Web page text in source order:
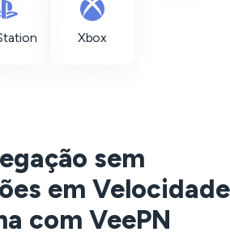
Xbox
sem
em Velocidade
com VeePN